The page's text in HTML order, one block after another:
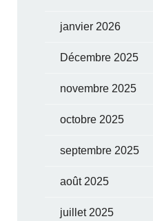
janvier 2026
Décembre 2025
novembre 2025
octobre 2025
septembre 2025
août 2025
juillet 2025